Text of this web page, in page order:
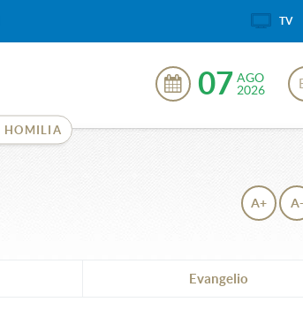
HOMILIA
07 AGO
2026
A+ A-
Evangelio
TV